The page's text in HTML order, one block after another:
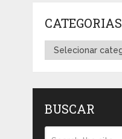
CATEGORIAS
Categorias
BUSCAR